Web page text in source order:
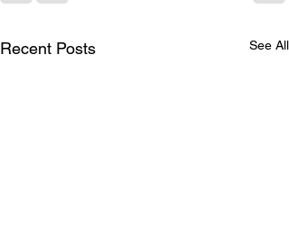
Recent Posts See All